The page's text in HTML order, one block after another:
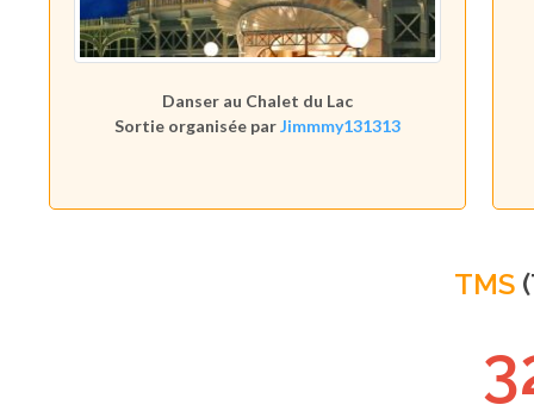
Danser au Chalet du Lac
Sortie organisée parJimmmy131313
TMS